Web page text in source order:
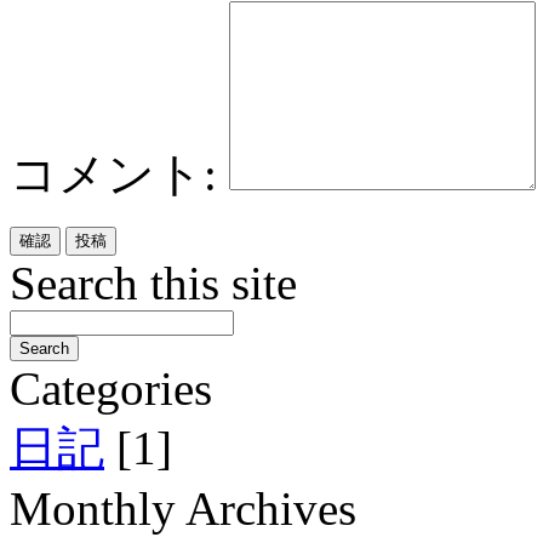
コメント:
Search this site
Categories
日記 [1]
Monthly Archives